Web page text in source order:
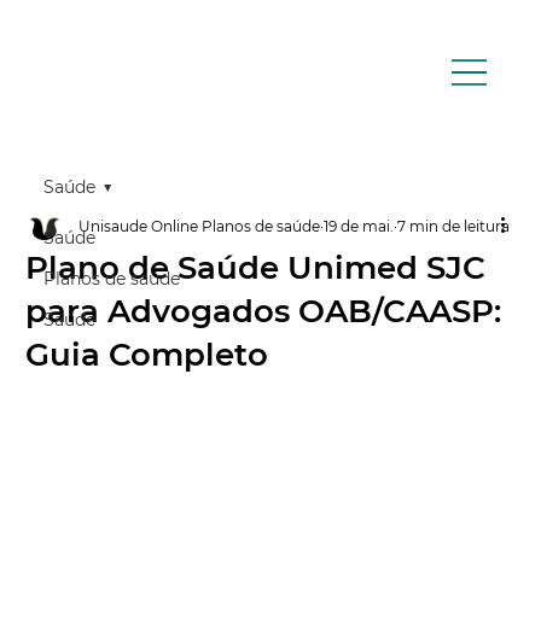
Saúde
Planos de saúde
Saúde
Saúde
Plano de Saúde Unimed SJC
para Advogados OAB/CAASP:
Guia Completo
Unisaude Online Planos de saúde 19 de mai. 7 min de leitura